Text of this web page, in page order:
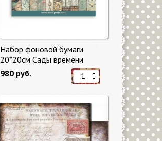
Набор фоновой бумаги
20*20см Сады времени
(Gardens of Time) 10 листов +
бонус от Stamperia
980 руб.